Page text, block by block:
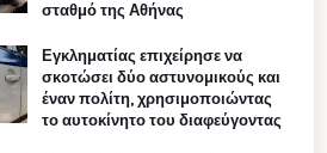
σταθμό της Αθήνας
Εγκληματίας επιχείρησε να
σκοτώσει δύο αστυνομικούς και
έναν πολίτη, χρησιμοποιώντας
το αυτοκίνητο του διαφεύγοντας